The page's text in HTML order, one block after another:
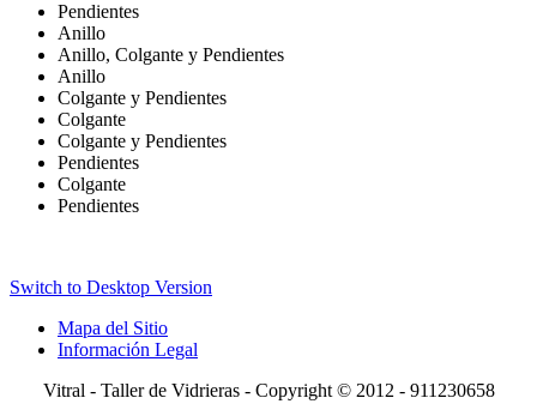
Pendientes
Anillo
Anillo, Colgante y Pendientes
Anillo
Colgante y Pendientes
Colgante
Colgante y Pendientes
Pendientes
Colgante
Pendientes
Switch to Desktop Version
Mapa del Sitio
Información Legal
Vitral - Taller de Vidrieras - Copyright © 2012 - 911230658